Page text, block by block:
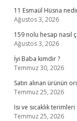
11 Esmaül Hüsna
Ağustos 3, 2026
159 nolu hesap nasıl
Ağustos 3, 2026
İyi Baba kimdir ?
Temmuz 30, 2026
Satın alınan ürünün
Temmuz 25, 2026
Isı ve sıcaklık
Temmuz 25, 2026